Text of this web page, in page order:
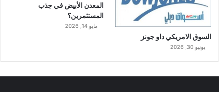
السوق الامريكي داو جونز
يونيو 30, 2026
المعدن الأبيض في جذب
المستثمرين؟
مايو 14, 2026